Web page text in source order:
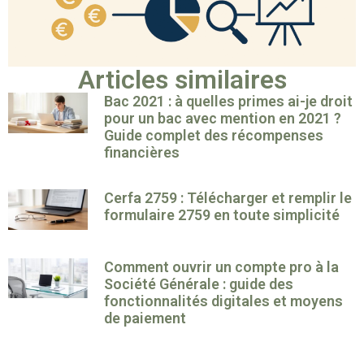
Articles similaires
Bac 2021 : à quelles primes ai-je droit
pour un bac avec mention en 2021 ?
Guide complet des récompenses
financières
Cerfa 2759 : Télécharger et remplir le
formulaire 2759 en toute simplicité
Comment ouvrir un compte pro à la
Société Générale : guide des
fonctionnalités digitales et moyens
de paiement